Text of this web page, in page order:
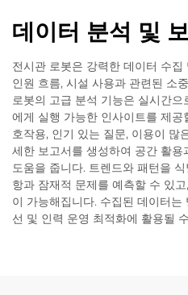
데이터 분석 및
전시관 로봇은 강력한 데이터 수
인원 흐름, 시설 사용과 관련된 소
로봇의 고급 분석 기능은 실시간
에게 실행 가능한 인사이트를 제
호작용, 인기 있는 질문, 이용이 많
세한 보고서를 생성하여 공간 활
도움을 줍니다. 트렌드와 패턴을
항과 잠재적 문제를 예측할 수 있
이 가능해집니다. 수집된 데이터
선 및 인력 운영 최적화에 활용될